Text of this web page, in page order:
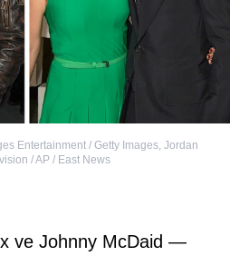
Entertainment / Getty Images, Jordan
/ AP / East News
ve Johnny McDaid —